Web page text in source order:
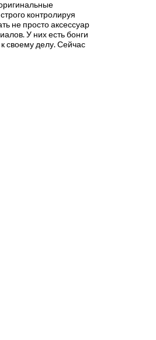
контролируя
не просто аксессуар
У них есть бонги
своему делу. Сейчас